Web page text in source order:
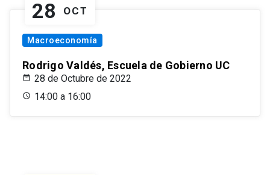
28 OCT
Macroeconomía
Rodrigo Valdés, Escuela de Gobierno UC
28 de Octubre de 2022
14:00 a 16:00